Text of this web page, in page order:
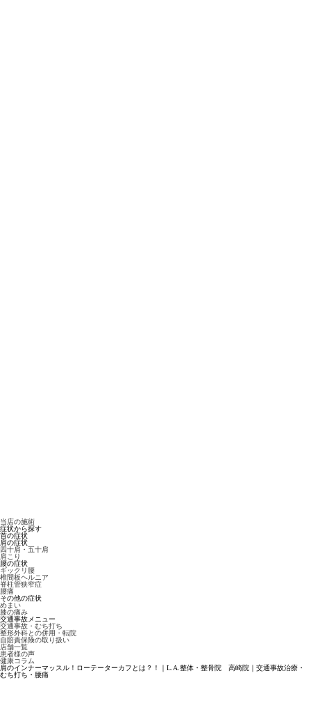
当店の施術
症状から探す
首の症状
肩の症状
四十肩・五十肩
肩こり
腰の症状
ギックリ腰
椎間板ヘルニア
脊柱管狭窄症
腰痛
その他の症状
めまい
膝の痛み
交通事故メニュー
交通事故・むち打ち
整形外科との併用・転院
自賠責保険の取り扱い
店舗一覧
患者様の声
健康コラム
肩のインナーマッスル！ローテーターカフとは？！｜L.A.整体・整骨院 高崎院｜交通事故治療・
むち打ち・腰痛